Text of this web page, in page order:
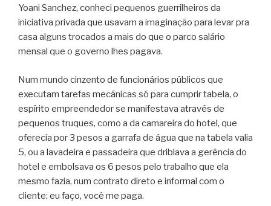
Yoani Sanchez, conheci pequenos guerrilheiros da
iniciativa privada que usavam a imaginação para levar pra
casa alguns trocados a mais do que o parco salário
mensal que o governo lhes pagava.
Num mundo cinzento de funcionários públicos que
executam tarefas mecânicas só para cumprir tabela, o
espírito empreendedor se manifestava através de
pequenos truques, como a da camareira do hotel, que
oferecia por 3 pesos a garrafa de água que na tabela valia
5, ou a lavadeira e passadeira que driblava a gerência do
hotel e embolsava os 6 pesos pelo trabalho que ela
mesmo fazia, num contrato direto e informal com o
cliente: eu faço, você me paga.